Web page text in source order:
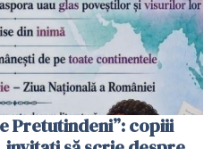
Pretutindeni”: copiii